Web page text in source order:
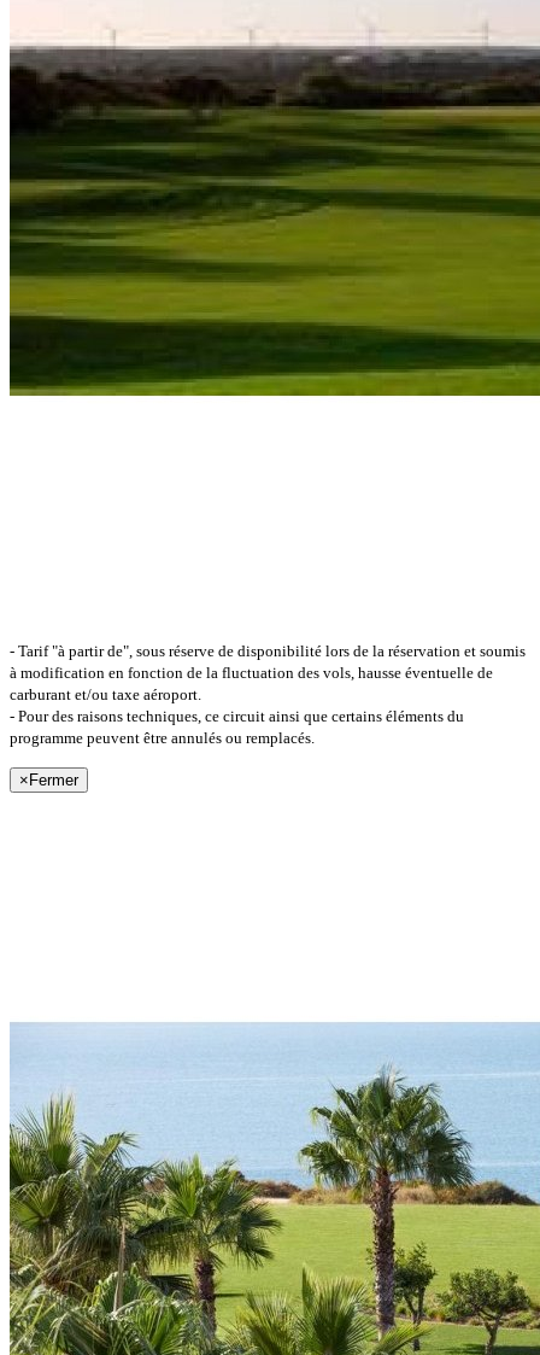
- Tarif "à partir de", sous réserve de disponibilité lors de la réservation et soumis
à modification en fonction de la fluctuation des vols, hausse éventuelle de
carburant et/ou taxe aéroport.
- Pour des raisons techniques, ce circuit ainsi que certains éléments du
programme peuvent être annulés ou remplacés.
× Fermer